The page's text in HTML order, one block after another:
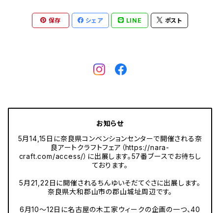
保存 シェア LINE ポスト
お知らせ
5月14,15日に奈良県コンベンションセンターで開催される奈
良アートクラフトフェア（https://nara-
craft.com/access/）に出展します。57番ブースでお待ちし
ております。
5月21,22日に開催されるちんゆいそだてぐさに出展します。
奈良県大和郡山市の郡山城址周辺です。
6月10〜12日に名古屋の木工家ウィークの企画の一つ、40